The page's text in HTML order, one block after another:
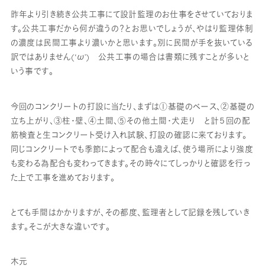
昨年より引き続き公共工事にて設計監理のお仕事をさせていておりま
す。公共工事だから何が違うの？とお思いでしょうが、やはり監理体制
の濃度は民間工事より濃いかと思います。別に民間が手を抜いている
訳ではありません(‘ω’) 公共工事の場合は書類に残すことが多いと
いう事です。
今回のコンクリートの打設に当たり、まずは①基礎のベース、②基礎の
立ち上がり、③柱・壁、④土間、⑤その他土間・犬走り と計５回の配
筋検査と生コンクリート受け入れ試験、打設の確認に来ております。
同じコンクリートでも季節によって配合も違えば、使う場所により強度
も変わる為配合も変わってきます。その時々にてしっかりと確認を行っ
た上で工事を進めております。
とても手間はかかりますが、その都度、監理者として記録を残していき
ます。そこが大きな違いです。
木元